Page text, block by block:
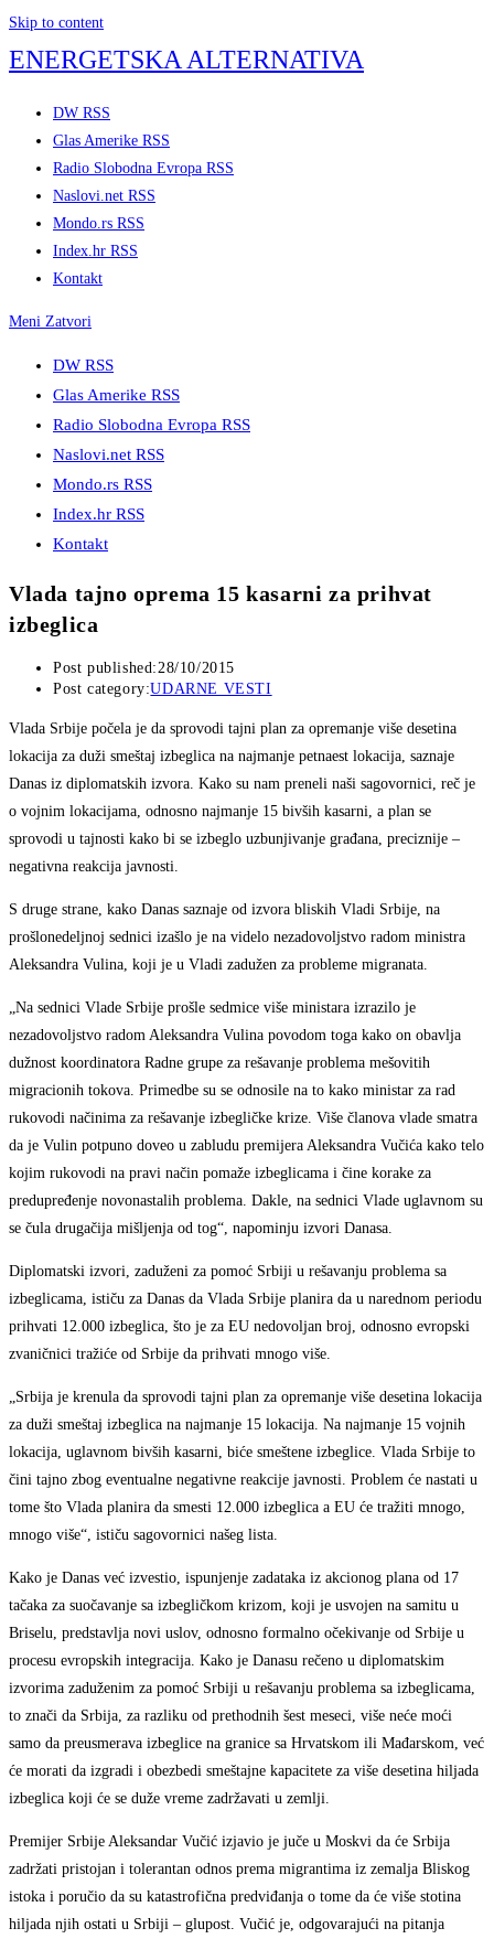
Skip to content
ENERGETSKA ALTERNATIVA
DW RSS
Glas Amerike RSS
Radio Slobodna Evropa RSS
Naslovi.net RSS
Mondo.rs RSS
Index.hr RSS
Kontakt
Meni Zatvori
DW RSS
Glas Amerike RSS
Radio Slobodna Evropa RSS
Naslovi.net RSS
Mondo.rs RSS
Index.hr RSS
Kontakt
Vlada tajno oprema 15 kasarni za prihvat
izbeglica
Post published:28/10/2015
Post category:UDARNE VESTI
Vlada Srbije počela je da sprovodi tajni plan za opremanje više desetina
lokacija za duži smeštaj izbeglica na najmanje petnaest lokacija, saznaje
Danas iz diplomatskih izvora. Kako su nam preneli naši sagovornici, reč je
o vojnim lokacijama, odnosno najmanje 15 bivših kasarni, a plan se
sprovodi u tajnosti kako bi se izbeglo uzbunjivanje građana, preciznije –
negativna reakcija javnosti.
S druge strane, kako Danas saznaje od izvora bliskih Vladi Srbije, na
prošlonedeljnoj sednici izašlo je na videlo nezadovoljstvo radom ministra
Aleksandra Vulina, koji je u Vladi zadužen za probleme migranata.
„Na sednici Vlade Srbije prošle sedmice više ministara izrazilo je
nezadovoljstvo radom Aleksandra Vulina povodom toga kako on obavlja
dužnost koordinatora Radne grupe za rešavanje problema mešovitih
migracionih tokova. Primedbe su se odnosile na to kako ministar za rad
rukovodi načinima za rešavanje izbegličke krize. Više članova vlade smatra
da je Vulin potpuno doveo u zabludu premijera Aleksandra Vučića kako telo
kojim rukovodi na pravi način pomaže izbeglicama i čine korake za
predupređenje novonastalih problema. Dakle, na sednici Vlade uglavnom su
se čula drugačija mišljenja od tog“, napominju izvori Danasa.
Diplomatski izvori, zaduženi za pomoć Srbiji u rešavanju problema sa
izbeglicama, ističu za Danas da Vlada Srbije planira da u narednom periodu
prihvati 12.000 izbeglica, što je za EU nedovoljan broj, odnosno evropski
zvaničnici tražiće od Srbije da prihvati mnogo više.
„Srbija je krenula da sprovodi tajni plan za opremanje više desetina lokacija
za duži smeštaj izbeglica na najmanje 15 lokacija. Na najmanje 15 vojnih
lokacija, uglavnom bivših kasarni, biće smeštene izbeglice. Vlada Srbije to
čini tajno zbog eventualne negativne reakcije javnosti. Problem će nastati u
tome što Vlada planira da smesti 12.000 izbeglica a EU će tražiti mnogo,
mnogo više“, ističu sagovornici našeg lista.
Kako je Danas već izvestio, ispunjenje zadataka iz akcionog plana od 17
tačaka za suočavanje sa izbegličkom krizom, koji je usvojen na samitu u
Briselu, predstavlja novi uslov, odnosno formalno očekivanje od Srbije u
procesu evropskih integracija. Kako je Danasu rečeno u diplomatskim
izvorima zaduženim za pomoć Srbiji u rešavanju problema sa izbeglicama,
to znači da Srbija, za razliku od prethodnih šest meseci, više neće moći
samo da preusmerava izbeglice na granice sa Hrvatskom ili Mađarskom, već
će morati da izgradi i obezbedi smeštajne kapacitete za više desetina hiljada
izbeglica koji će se duže vreme zadržavati u zemlji.
Premijer Srbije Aleksandar Vučić izjavio je juče u Moskvi da će Srbija
zadržati pristojan i tolerantan odnos prema migrantima iz zemalja Bliskog
istoka i poručio da su katastrofična predviđanja o tome da će više stotina
hiljada njih ostati u Srbiji – glupost. Vučić je, odgovarajući na pitanja